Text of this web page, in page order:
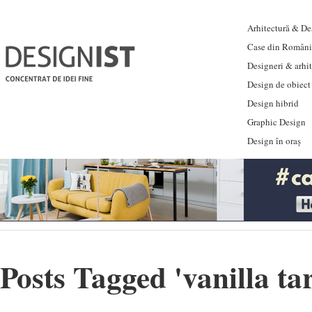
Arhitectură &
Case din
Designeri &
Design de obiect
Design hibrid
Graphic Design
Design în oraș
Posts Tagged 'vanilla